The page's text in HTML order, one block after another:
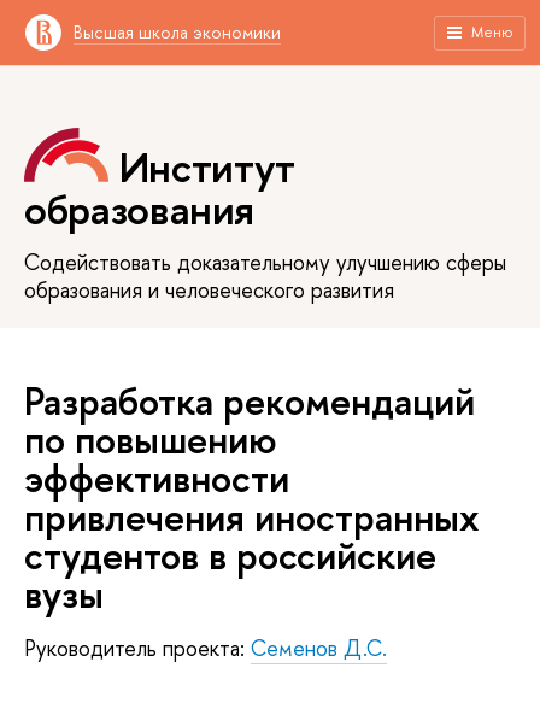
Высшая школа экономики Меню
Институт
образования
Содействовать доказательному улучшению сферы
образования и человеческого развития
Разработка рекомендаций
по повышению
эффективности
привлечения иностранных
студентов в российские
вузы
Руководитель проекта: Семенов Д.С.